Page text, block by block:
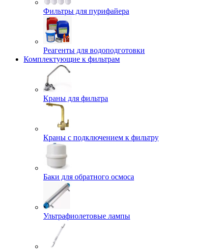
Фильтры для пурифайера
Реагенты для водоподготовки
Комплектующие к фильтрам
Краны для фильтра
Краны с подключением к фильтру
Баки для обратного осмоса
Ультрафиолетовые лампы